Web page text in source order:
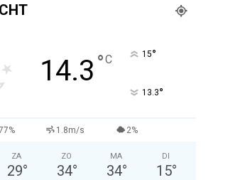
14.3 °C 15°
13.3°
1.8m/s 2%
ZA
29°
ZO
34°
MA
34°
DI
15°